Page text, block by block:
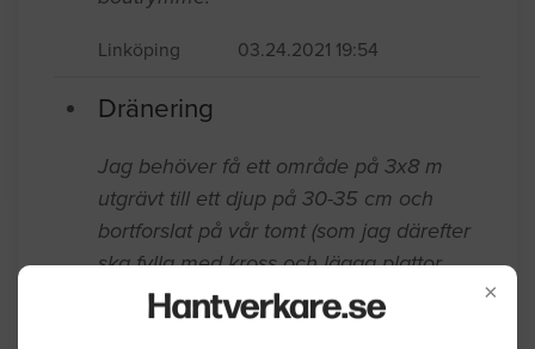
×
Linköping 03.24.2021 19:54
Dränering
Jag behöver få ett område på 3x8 m
utgrävt till ett djup på 30-35 cm och
bortforslat på vår tomt (som jag därefter
ska fylla med kross och lägga plattor
eller asfaltera).